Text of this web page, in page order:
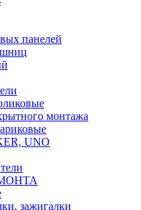
панелей
монтажа
UNO
зажигалки